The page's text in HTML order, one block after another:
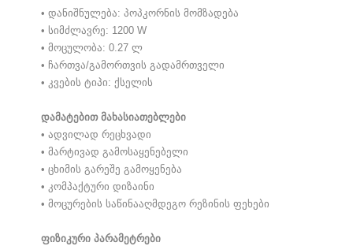
• დანიშნულება: პოპკორნის მომზადება
• სიმძლავრე: 1200 W
• მოცულობა: 0.27 ლ
• ჩართვა/გამორთვის გადამრთველი
• კვების ტიპი: ქსელის
დამატებით მახასიათებლები
• ადვილად რეცხვადი
• მარტივად გამოსაყენებელი
• ცხიმის გარეშე გამოყენება
• კომპაქტური დიზაინი
• მოცურების საწინააღმდეგო რეზინის ფეხები
ფიზიკური პარამეტრები